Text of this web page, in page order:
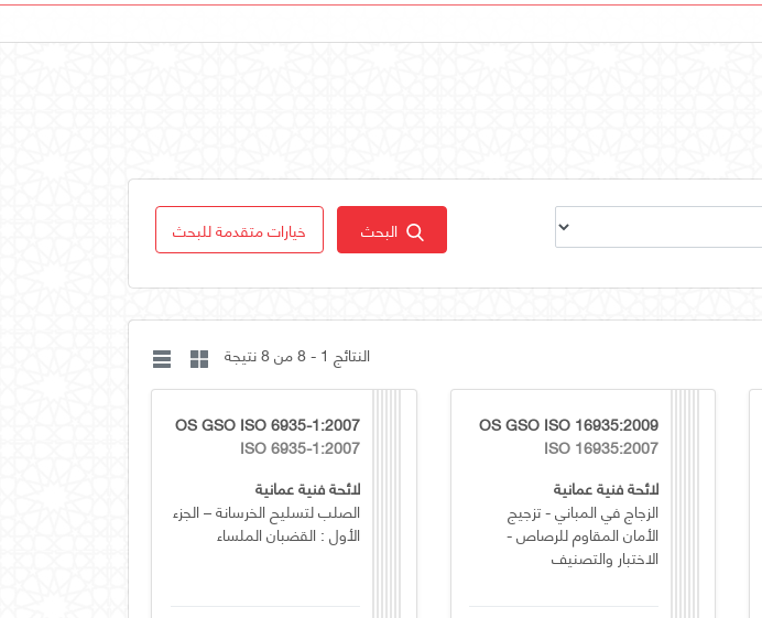
البحث خيارات متقدمة للبحث
النتائج 1 - 8 من 8 نتيجة
OS GSO ISO 16935:2009
ISO 16935:2007
لائحة فنية عمانية
الزجاج في المباني - تزجيج
الأمان المقاوم للرصاص -
الاختبار والتصنيف
OS GSO ISO 6935-1:2007
ISO 6935-1:2007
لائحة فنية عمانية
الصلب لتسليح الخرسانة – الجزء
الأول : القضبان الملساء